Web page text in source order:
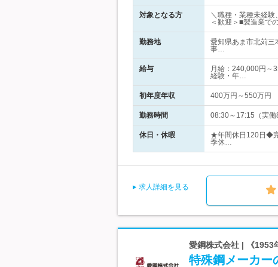
対象となる方
＼職種・業種未経
＜歓迎＞■製造業で
勤務地
愛知県あま市北苅
事…
給与
月給：240,000円～
経験・年…
初年度年収 400万円～550万円
勤務時間 08:30～17:15（実働
休日・休暇
★年間休日120日◆
季休…
求人詳細を見る
愛鋼株式会社 | 《1953
特殊鋼メーカ